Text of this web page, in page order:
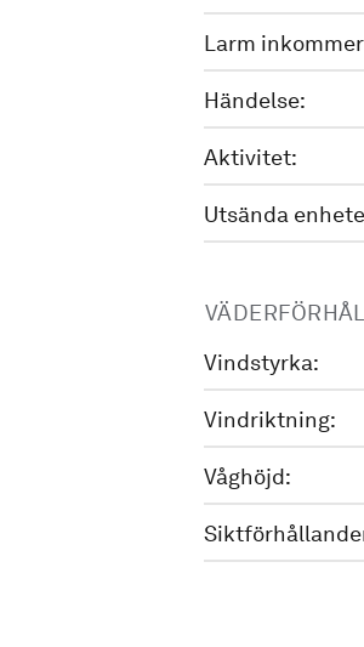
Larm
Händelse:
Aktivitet:
Utsända
Vindstyrka:
Vindriktning:
Våghöjd: